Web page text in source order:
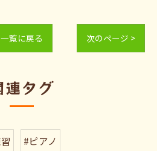
一覧に戻る 次のページ >
連タグ
#ピアノ